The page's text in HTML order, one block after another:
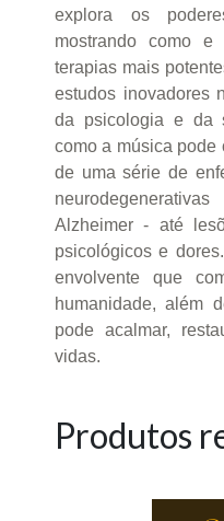
explora os
mostrando como
terapias mais
estudos inovadores
da psicologia e da
como a música pode
de uma série de
Alzheimer - até
psicológicos e
envolvente que
humanidade, além
pode acalmar,
vidas.
Produtos